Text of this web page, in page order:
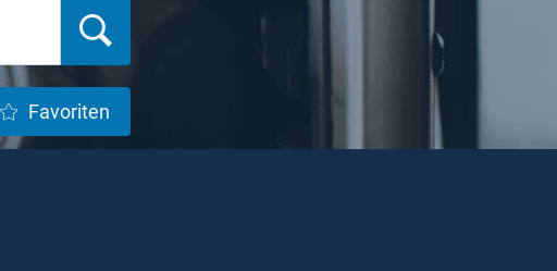
Favoriten